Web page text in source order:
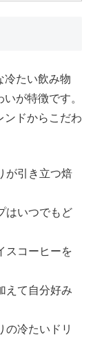
冷たい飲み物
が特徴です。
ンドからこだわ
が引き立つ焙
はいつでもど
スコーヒーを
えて自分好み
の冷たいドリ